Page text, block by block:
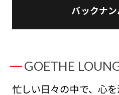
バックナ
GOETHE
忙しい日々の中で、心